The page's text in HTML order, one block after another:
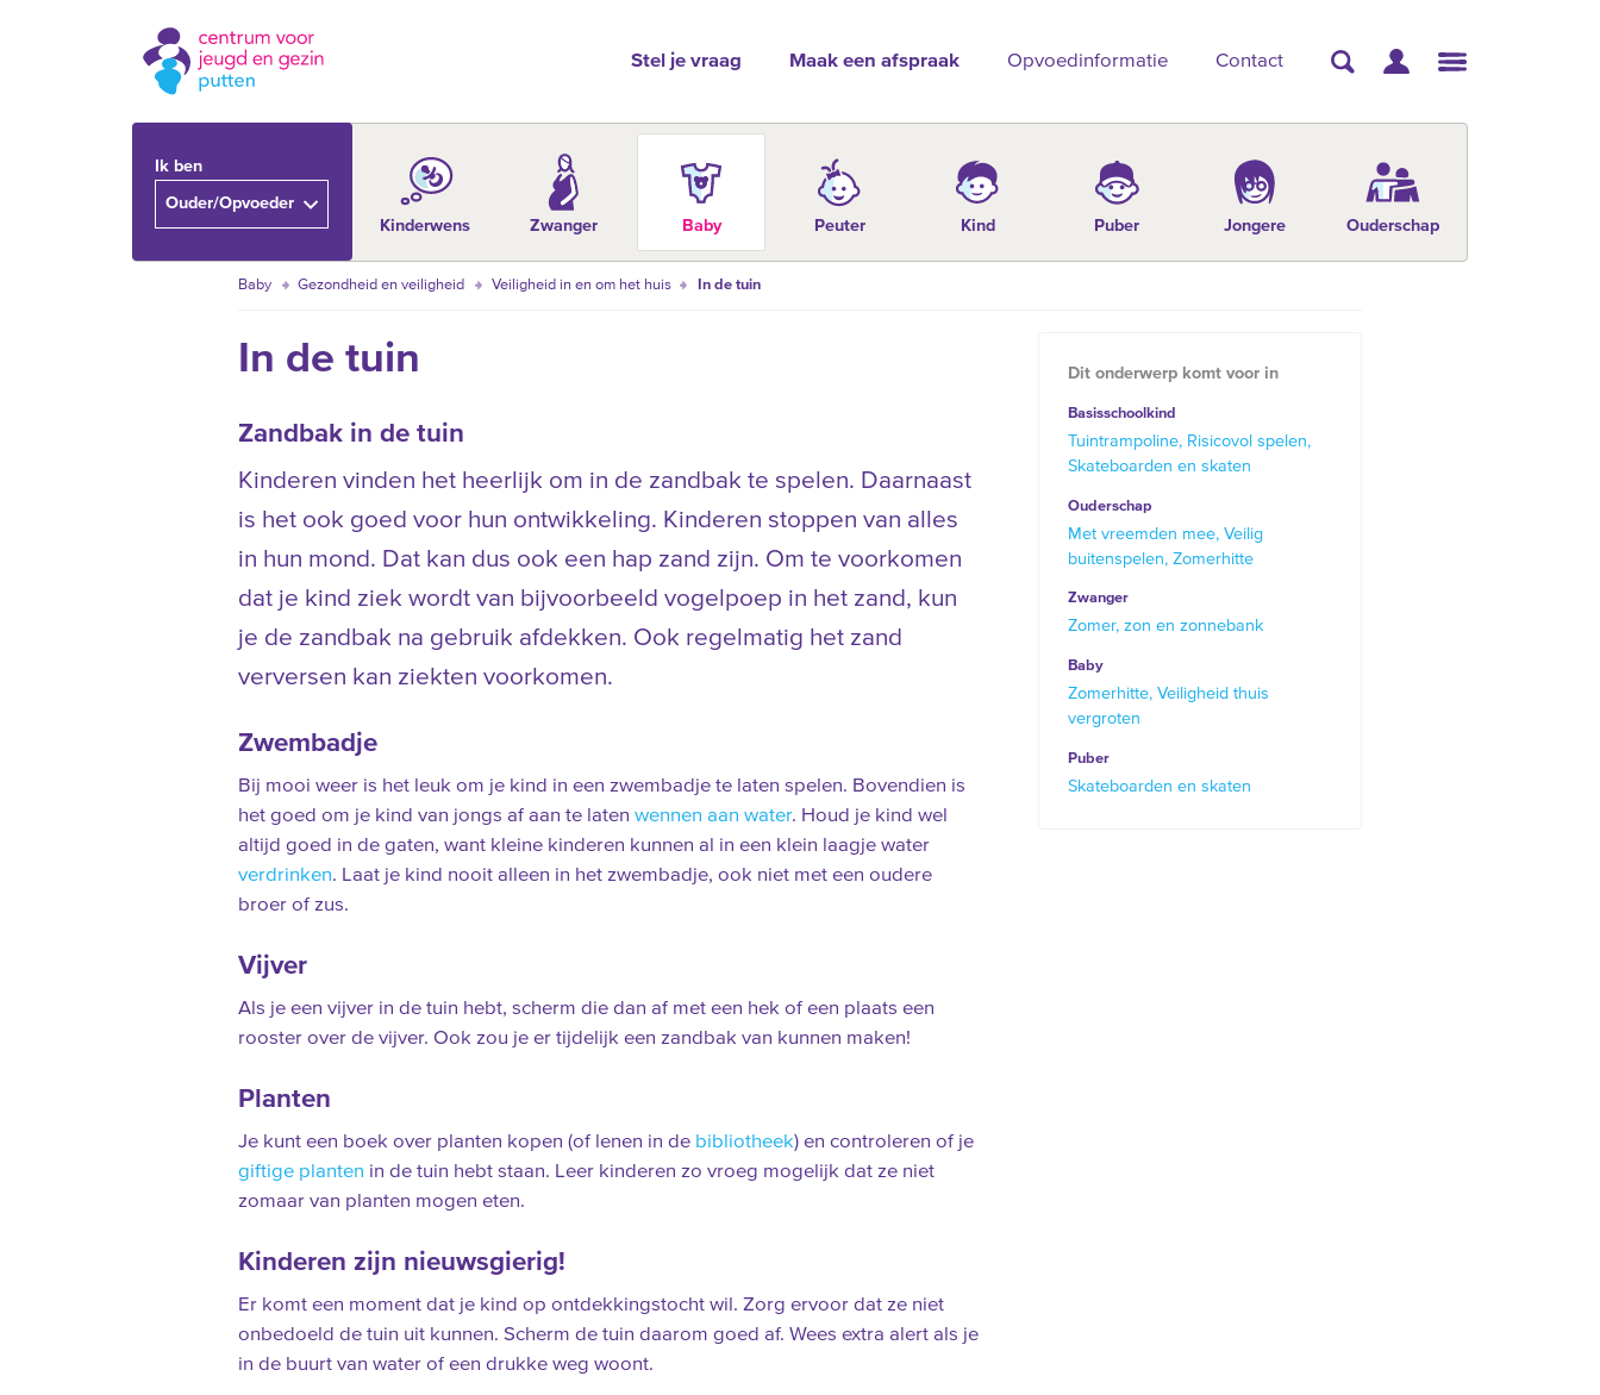
Stel je vraag Maak een afspraak Opvoedinformatie Contact
Ik ben
Ouder/Opvoeder
Kinderwens
Zwanger Baby Peuter Kind Puber Jongere Ouderschap
Baby Gezondheid en veiligheid Veiligheid in en om het huis In de tuin
In de tuin
Zandbak in de tuin
Kinderen vinden het heerlijk om in de zandbak te spelen. Daarnaast
is het ook goed voor hun ontwikkeling. Kinderen stoppen van alles
in hun mond. Dat kan dus ook een hap zand zijn. Om te voorkomen
dat je kind ziek wordt van bijvoorbeeld vogelpoep in het zand, kun
je de zandbak na gebruik afdekken. Ook regelmatig het zand
verversen kan ziekten voorkomen.
Zwembadje
Bij mooi weer is het leuk om je kind in een zwembadje te laten spelen. Bovendien is
het goed om je kind van jongs af aan te laten wennen aan water. Houd je kind wel
altijd goed in de gaten, want kleine kinderen kunnen al in een klein laagje water
verdrinken. Laat je kind nooit alleen in het zwembadje, ook niet met een oudere
broer of zus.
Vijver
Als je een vijver in de tuin hebt, scherm die dan af met een hek of een plaats een
rooster over de vijver. Ook zou je er tijdelijk een zandbak van kunnen maken!
Planten
Je kunt een boek over planten kopen (of lenen in de bibliotheek) en controleren of je
giftige planten in de tuin hebt staan. Leer kinderen zo vroeg mogelijk dat ze niet
zomaar van planten mogen eten.
Kinderen zijn nieuwsgierig!
Er komt een moment dat je kind op ontdekkingstocht wil. Zorg ervoor dat ze niet
onbedoeld de tuin uit kunnen. Scherm de tuin daarom goed af. Wees extra alert als je
in de buurt van water of een drukke weg woont.
Dit onderwerp komt voor in
Basisschoolkind
Tuintrampoline
Risicovol spelen
Skateboarden en skaten
Ouderschap
Met vreemden mee Veilig
buitenspelen Zomerhitte
Zwanger
Zomer, zon en zonnebank
Baby
Zomerhitte Veiligheid thuis
vergroten
Puber
Skateboarden en skaten